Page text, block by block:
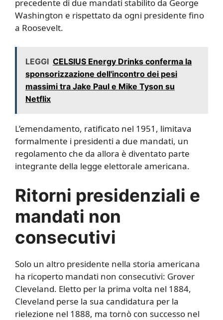
precedente di due mandati stabilito da George
Washington e rispettato da ogni presidente fino
a Roosevelt.
LEGGI CELSIUS Energy Drinks conferma la
sponsorizzazione dell'incontro dei pesi
massimi tra Jake Paul e Mike Tyson su
Netflix
L’emendamento, ratificato nel 1951, limitava
formalmente i presidenti a due mandati, un
regolamento che da allora è diventato parte
integrante della legge elettorale americana.
Ritorni presidenziali e
mandati non
consecutivi
Solo un altro presidente nella storia americana
ha ricoperto mandati non consecutivi: Grover
Cleveland. Eletto per la prima volta nel 1884,
Cleveland perse la sua candidatura per la
rielezione nel 1888, ma tornò con successo nel